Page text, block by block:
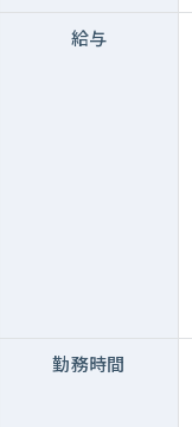
給与
勤務時間